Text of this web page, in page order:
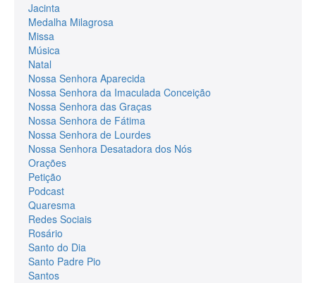
Jacinta
Medalha Milagrosa
Missa
Música
Natal
Nossa Senhora Aparecida
Nossa Senhora da Imaculada Conceição
Nossa Senhora das Graças
Nossa Senhora de Fátima
Nossa Senhora de Lourdes
Nossa Senhora Desatadora dos Nós
Orações
Petição
Podcast
Quaresma
Redes Sociais
Rosário
Santo do Dia
Santo Padre Pio
Santos